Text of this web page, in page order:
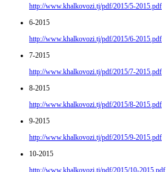
http://www.khalkovozi.tj/pdf/2015/5-2015.pdf
6-2015
http://www.khalkovozi.tj/pdf/2015/6-2015.pdf
7-2015
http://www.khalkovozi.tj/pdf/2015/7-2015.pdf
8-2015
http://www.khalkovozi.tj/pdf/2015/8-2015.pdf
9-2015
http://www.khalkovozi.tj/pdf/2015/9-2015.pdf
10-2015
http://www.khalkovozi.tj/pdf/2015/10-2015.pdf